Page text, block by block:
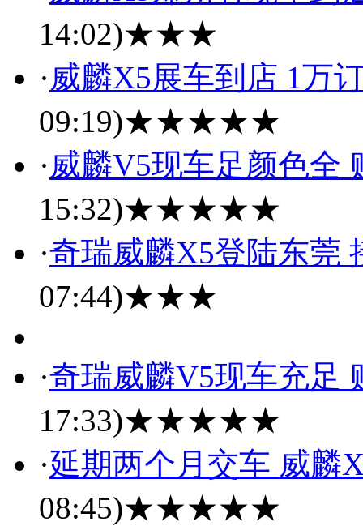
14:02)★★★
·威麟X5展车到店 1万
09:19)★★★★★
·威麟V5现车足颜色全
15:32)★★★★★
·奇瑞威麟X5登陆东莞
07:44)★★★
·奇瑞威麟V5现车充足
17:33)★★★★★
·延期两个月交车 威麟
08:45)★★★★★